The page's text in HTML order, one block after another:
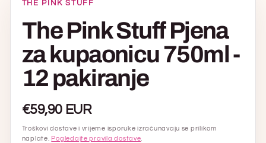
THE PINK STUFF
The Pink Stuff Pjena
za kupaonicu 750ml -
12 pakiranje
Uobičajena
cijena
€59,90 EUR
Troškovi dostave i vrijeme isporuke izračunavaju se prilikom
naplate. Pogledajte pravila dostave.